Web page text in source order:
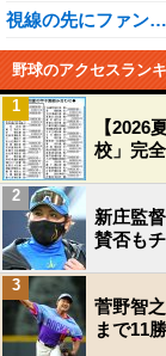
視線の先にファン
野球のアクセスラン
【2026
校」完
1
新庄監
賛否も
2
菅野智
まで11
3